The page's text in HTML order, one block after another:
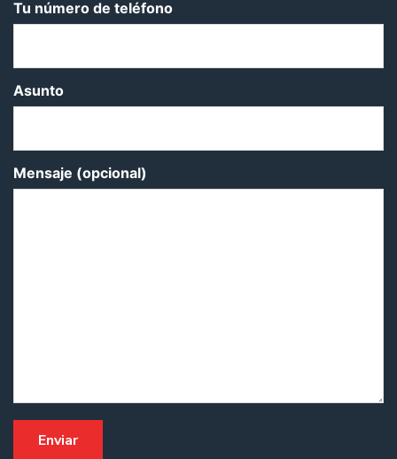
Tu número de teléfono
Asunto
Mensaje (opcional)